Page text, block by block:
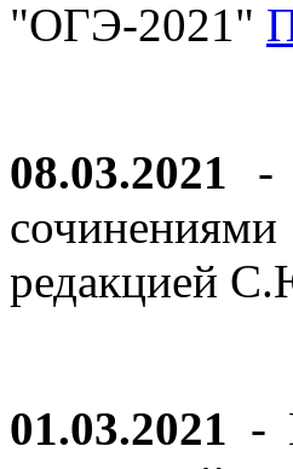
"ОГЭ-2021"
08.03.2021 -
редакцией
01.03.2021 -